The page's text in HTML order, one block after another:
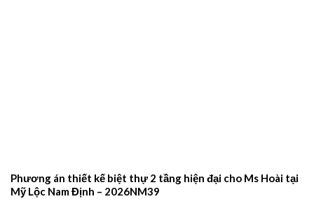
Phương án thiết kế biệt thự 2 tầng hiện đại cho Ms Hoài tại
Mỹ Lộc Nam Định – 2026NM39